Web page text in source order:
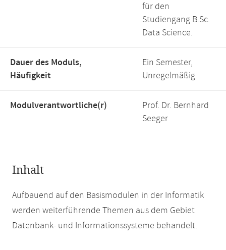
für den
Studiengang B.Sc.
Data Science.
Dauer des Moduls,
Häufigkeit
Ein Semester,
Unregelmäßig
Modulverantwortliche(r)
Prof. Dr. Bernhard
Seeger
Inhalt
Aufbauend auf den Basismodulen in der Informatik
werden weiterführende Themen aus dem Gebiet
Datenbank- und Informationssysteme behandelt.